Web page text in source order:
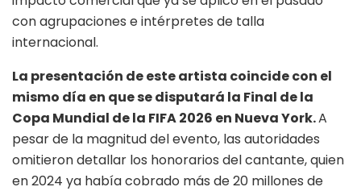
con agrupaciones e intérpretes de talla
internacional.
La presentación de este artista coincide con el
mismo día en que se disputará la Final de la
Copa Mundial de la FIFA 2026 en Nueva York.A
pesar de la magnitud del evento, las autoridades
omitieron detallar los honorarios del cantante, quien
en 2024 ya había cobrado más de 20 millones de